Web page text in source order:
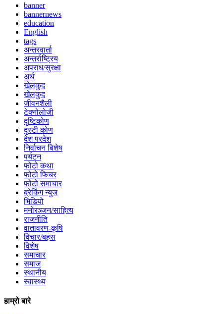
banner
bannernews
education
English
tags
अन्तरवार्ता
अन्तर्राष्ट्रिय
अपराध/सुरक्षा
अर्थ
खेलकुद
खेलकुद
जीवनशैली
टेक्नोलोजी
दृष्टिकोण
दृस्टी कोण
देश परदेश
निर्वाचन बिशेष
पर्यटन
फोटो कथा
फोटो फिचर
फोटो समाचार
ब्रेकिंग न्युज
भिडियो
मनोरञ्जन/साहित्य
राजनीति
वातावरण-कृषि
विचार/बहस
विशेष
समाचार
समाज
स्थानीय
स्वास्थ्य
हाम्रो बारे